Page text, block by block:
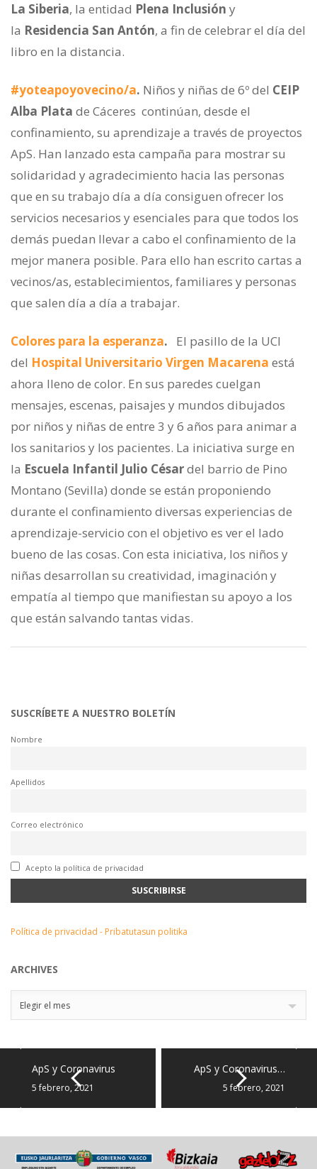
La Siberia, la entidad Plena Inclusión y
la Residencia San Antón, a fin de celebrar el día del
libro en la distancia.
#yoteapoyovecino/a. Niños y niñas de 6º del CEIP
Alba Plata de Cáceres continúan, desde el
confinamiento, su aprendizaje a través de proyectos
ApS. Han lanzado esta campaña para mostrar su
solidaridad y agradecimiento hacia las personas
que en su trabajo día a día consiguen ofrecer los
servicios necesarios y esenciales para que todos los
demás puedan llevar a cabo el confinamiento de la
mejor manera posible. Para ello han escrito cartas a
vecinos/as, establecimientos, familiares y personas
que salen día a día a trabajar.
Colores para la esperanza. El pasillo de la UCI
del Hospital Universitario Virgen Macarena está
ahora lleno de color. En sus paredes cuelgan
mensajes, escenas, paisajes y mundos dibujados
por niños y niñas de entre 3 y 6 años para animar a
los sanitarios y los pacientes. La iniciativa surge en
la Escuela Infantil Julio Césardel barrio de Pino
Montano (Sevilla) donde se están proponiendo
durante el confinamiento diversas experiencias de
aprendizaje-servicio con el objetivo es ver el lado
bueno de las cosas. Con esta iniciativa, los niños y
niñas desarrollan su creatividad, imaginación y
empatía al tiempo que manifiestan su apoyo a los
que están salvando tantas vidas.
SUSCRÍBETE A NUESTRO BOLETÍN
Nombre
Apellidos
Correo electrónico
Acepto la política de privacidad
Política de privacidad - Pribatutasun politika
ARCHIVES
Elegir el mes
ApS y Coronavirus
5 febrero, 2021
ApS y Coronavirus…
5 febrero, 2021